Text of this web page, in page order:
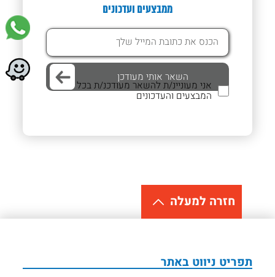
ממבצעים ועדכונים
אני מעוניינ/ת להשאר מעודכנ/ת בכל
המבצעים והעדכונים
חזרה למעלה
תפריט ניווט באתר